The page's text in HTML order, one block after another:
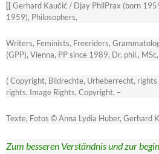
[[Gerhard Kaučić / Djay PhilPrax (born
1959), Philosophers,
Writers, Feminists, Freeriders,
(GPP), Vienna, PP since 1989, Dr. phil.,
( Copyright, Bildrechte, Urheberrecht,
rights, Image Rights, Copyright, –
Texte, Fotos © Anna Lydia Huber, Gerhard
Zum besseren Verständnis und zur